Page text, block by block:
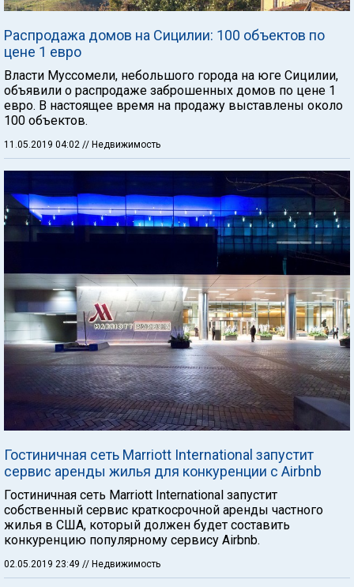
Распродажа домов на Сицилии: 100 объектов по
цене 1 евро
Власти Муссомели, небольшого города на юге Сицилии,
объявили о распродаже заброшенных домов по цене 1
евро. В настоящее время на продажу выставлены около
100 объектов.
11.05.2019 04:02 // Недвижимость
Гостиничная сеть Marriott International запустит
сервис аренды жилья для конкуренции с Airbnb
Гостиничная сеть Marriott International запустит
собственный сервис краткосрочной аренды частного
жилья в США, который должен будет составить
конкуренцию популярному сервису Airbnb.
02.05.2019 23:49 // Недвижимость